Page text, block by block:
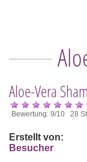
Aloe-Vera
Bewertung: 9/10 28
Erstellt von:
Besucher